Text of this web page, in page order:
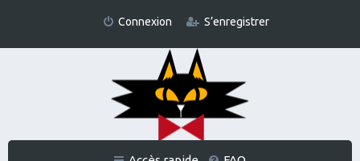
Connexion S’enregistrer